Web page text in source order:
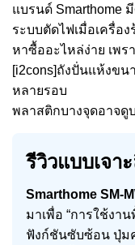
แบรนด์ Smarthome
ระบบตัดไฟเมื่อเครื่อ
หาซื้ออะไหล่ง่าย เพร
[i2cons]ถังปั่นแห้งขน
หลายรอบ
พลาสติกบางจุดอาจดู
รีวิวแบบเจา
Smarthome SM-
มาเพื่อ “การใช้งา
ฟังก์ชันซับซ้อน ปุ่ม